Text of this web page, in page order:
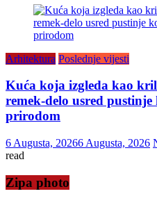
Arhitektura Poslednje vijesti
Kuća koja izgleda kao
remek-delo usred
prirodom
6 Augusta, 20266 Augusta, 2026
read
Zipa photo